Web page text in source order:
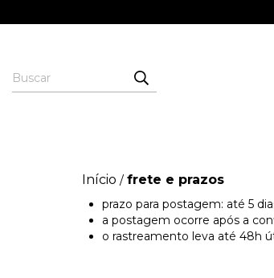
Início / frete e prazos
prazo para postagem: até 5
a postagem ocorre após a
o rastreamento leva até 48h